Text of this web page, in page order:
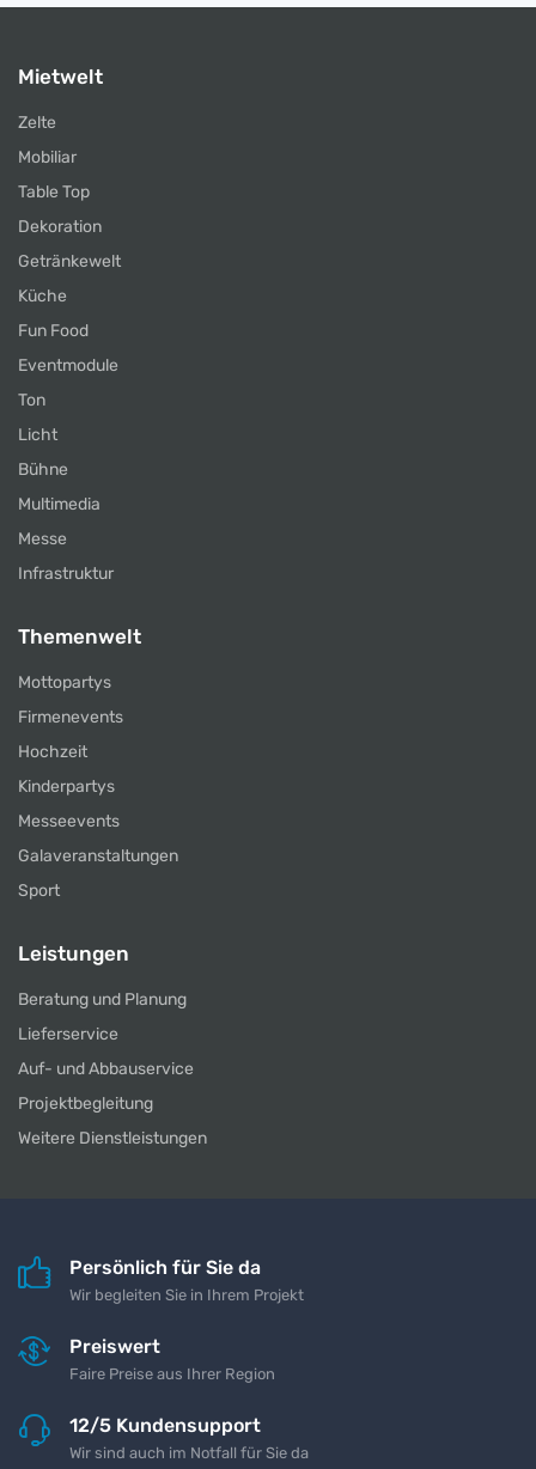
Mietwelt
Zelte
Mobiliar
Table Top
Dekoration
Getränkewelt
Küche
Fun Food
Eventmodule
Ton
Licht
Bühne
Multimedia
Messe
Infrastruktur
Themenwelt
Mottopartys
Firmenevents
Hochzeit
Kinderpartys
Messeevents
Galaveranstaltungen
Sport
Leistungen
Beratung und Planung
Lieferservice
Auf- und Abbauservice
Projektbegleitung
Weitere Dienstleistungen
Persönlich für Sie da
Wir begleiten Sie in Ihrem Projekt
Preiswert
Faire Preise aus Ihrer Region
12/5 Kundensupport
Wir sind auch im Notfall für Sie da